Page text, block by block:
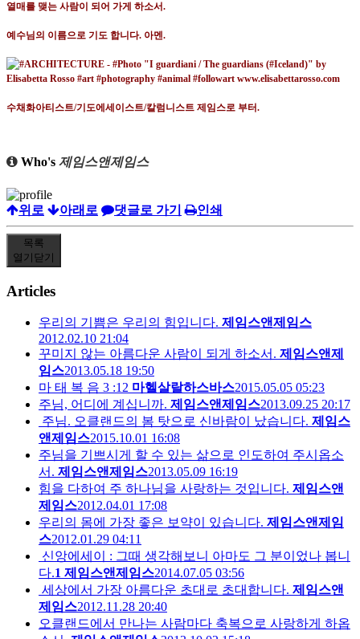
열매를 맺는 사람이 되어 가게 하소서.
예수님의 이름으로 기도 합니다. 아멘.
수채화아티스트/기도에세이스트/칼럼니스트 제임스로 부터.
Who's 제임스앤제임스
위로 아래로 댓글로 가기 인쇄
목록
열기 닫기
Articles
우리의 기쁨은 우리의 힘입니다. 제임스앤제임스
2012.02.10 21:04
꾸미지 않는 아름다운 사람이 되게 하소서. 제임스앤제
임스2013.05.18 19:50
마 태 복 음 3 :12 마헬살랄하스바스2015.05.05 05:23
주님, 어디에 계십니까. 제임스앤제임스2013.09.25 20:17
주님. 오클랜드의 봄 탓으로 신바람이 났습니다. 제임스
앤제임스2015.10.01 16:08
주님을 기쁘시게 할 수 있는 삶으로 인도하여 주시옵소
서. 제임스앤제임스2013.05.09 16:19
힘을 다하여 주 하나님을 사랑하는 것입니다. 제임스앤
제임스2012.04.01 17:08
우리의 몸에 가장 좋은 보약이 있습니다. 제임스앤제임
스2012.01.29 04:11
신앙에세이 : 그때 생각해보니 아마도 그 분이었나 봅니
다.1 제임스앤제임스2014.07.05 03:56
세상에서 가장 아름다운 초대로 초대합니다. 제임스앤
제임스2012.11.28 20:40
오클랜드에서 만나는 사람마다 축복으로 사랑하게 하옵